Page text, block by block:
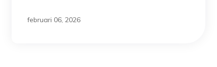
februari 06, 2026